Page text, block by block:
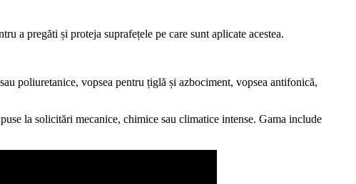
a pregăti și proteja suprafețele pe care sunt aplicate acestea.
poliuretanice, vopsea pentru țiglă și azbociment, vopsea antifonică,
la solicitări mecanice, chimice sau climatice intense. Gama include